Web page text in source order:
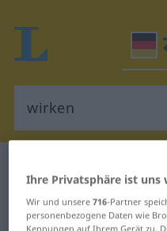
Deutsch-
"wirken"
Ihre Privatsphäre ist uns
Wir und unsere716-Partner
personenbezogene Daten wie
Kennungen auf Ihrem Gerät zu.